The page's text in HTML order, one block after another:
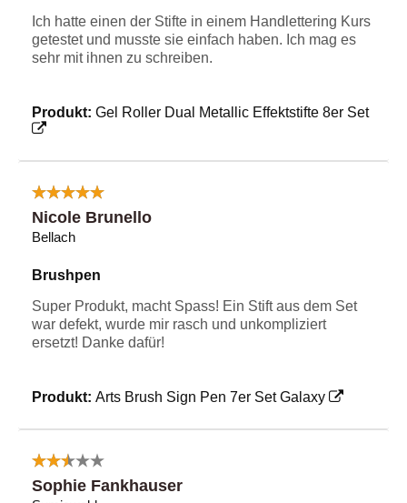
Ich hatte einen der Stifte in einem Handlettering Kurs
getestet und musste sie einfach haben. Ich mag es
sehr mit ihnen zu schreiben.
Produkt: Gel Roller Dual Metallic Effektstifte 8er Set
Nicole Brunello
Bellach
Brushpen
Super Produkt, macht Spass! Ein Stift aus dem Set
war defekt, wurde mir rasch und unkompliziert
ersetzt! Danke dafür!
Produkt: Arts Brush Sign Pen 7er Set Galaxy
Sophie Fankhauser